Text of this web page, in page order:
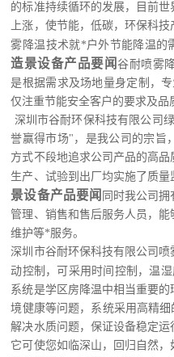
的标准持续循环的发展，目前
上涨，使节能，低碳，环保科
雾降温技术就*户外节能降温的
造景设备产品要闻谷耐喷雾
是根据需求及场地量身定制，
仅注重节能安全客户的要求及品
深圳市谷耐环保科技有限公司
誉赢得市场"，是我公司的宗旨
方式不段地追求公司产品的高品
生产、试验到出厂均实施了质量
景设备产品要闻 同时我公司
管理、销售和售后服务人员，能
维护等*服务。
深圳市谷耐环保科技有限公司喷
动控制，可采用时间控制，温
系统是学区房降温中相当重要
境健康等问题，系统采用高精
解决水质问题，保证设备稳定运
它可使您如临深山，回归自然